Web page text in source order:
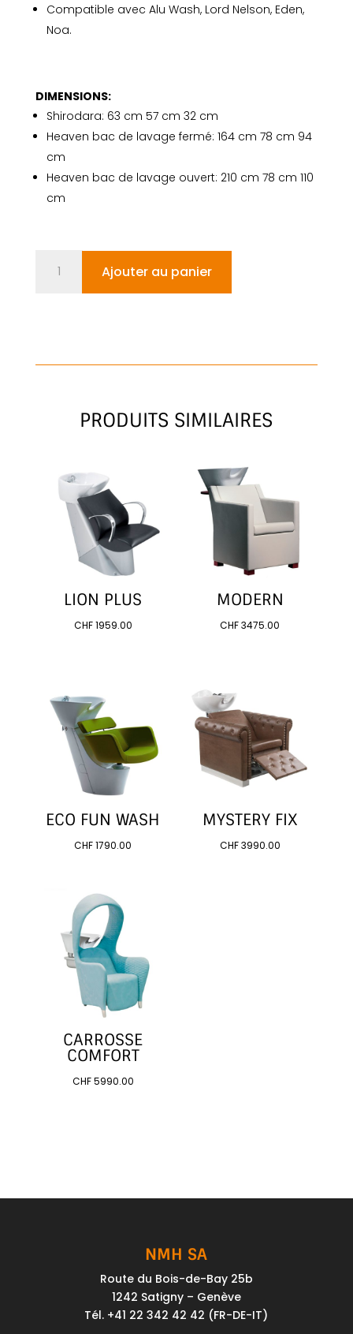
Compatible avec Alu Wash, Lord Nelson, Eden,
Noa.
DIMENSIONS:
Shirodara: 63 cm 57 cm 32 cm
Heaven bac de lavage fermé: 164 cm 78 cm 94
cm
Heaven bac de lavage ouvert: 210 cm 78 cm 110
cm
Ajouter au panier
PRODUITS SIMILAIRES
LION PLUS
CHF1959.00
MODERN
CHF3475.00
ECO FUN WASH
CHF1790.00
MYSTERY FIX
CHF3990.00
CARROSSE
COMFORT
CHF5990.00
NMH SA
Route du Bois-de-Bay 25b
1242 Satigny – Genève
Tél. +41 22 342 42 42 (FR-DE-IT)